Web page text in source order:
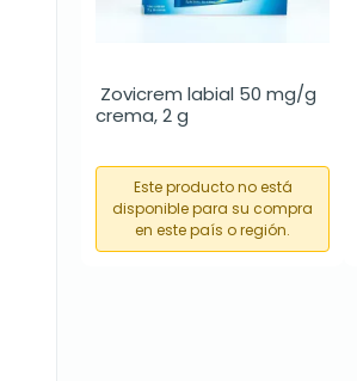
Zovicrem labial 50 mg/g
crema, 2 g
Este producto no está
disponible para su compra
en este país o región.